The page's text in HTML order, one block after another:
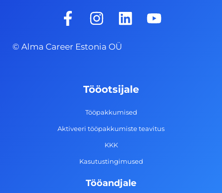
F
a
e
-
I
n
s
t
g
r
a
m
L
i
d
i
n
Y
o
© Alma Career Estonia OÜ
Tööotsijale
Tööpakkumised
Aktiveeri tööpakkumiste teavitus
KKK
Kasutustingimused
Tööandjale